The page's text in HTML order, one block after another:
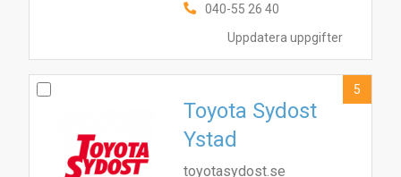
Uppdatera uppgifter
040-55 26 40
Toyota Sydost
Ystad
toyotasydost.se
5